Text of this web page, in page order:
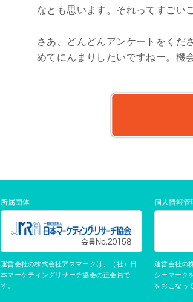
なとも思います。それってすごい
さあ、どんどんアンケートをくだ
めてにんまりしたいですねー。機
所属団体
運営会社の株式会社アスマークは、（社）日
本マーケティングリサーチ協会の正会員で
す。
個人情報管
運営会社の
シーマーク
をおこなっ